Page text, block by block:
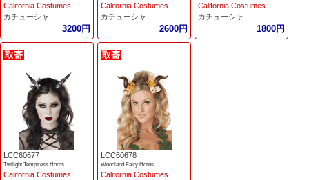
California Costumes
カチューシャ
3200円
California Costumes
カチューシャ
2600円
California Costumes
カチューシャ
1800円
LCC60677
Twilight Temptress Horns
California Costumes
LCC60678
Woodland Fairy Horns
California Costumes